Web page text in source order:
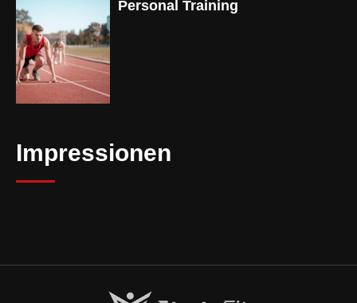
Personal Training
Impressionen